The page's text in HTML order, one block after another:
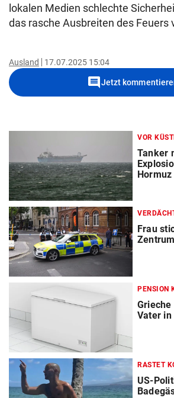
lokalen Medien schlechte
das rasche Ausbreiten des Feuers
Ausland 17.07.2025 15:04
commentJetzt
VOR
Tanker
Hormuz
Frau
PENSION
Vater
RASTET
US-